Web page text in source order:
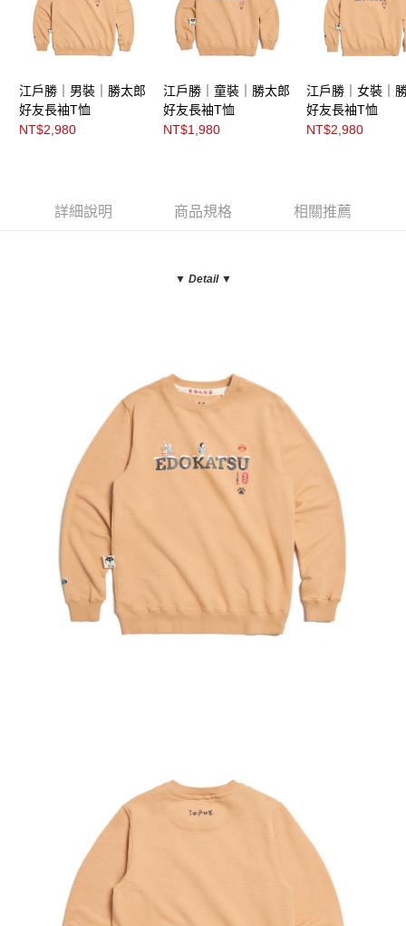
江戶勝｜男裝｜勝太郎
好友長袖T恤
NT$2,980
江戶勝｜童裝｜勝太郎
好友長袖T恤
NT$1,980
江戶勝｜女裝｜
好友長袖T恤
NT$2,980
詳細說明 商品規格 相關推薦
▼ Detail ▼